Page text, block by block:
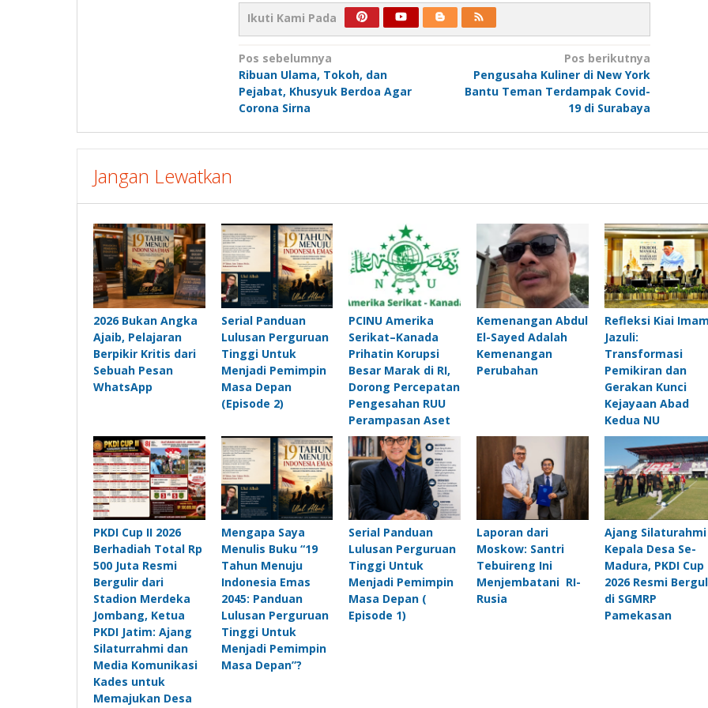
Ikuti Kami Pada
Navigasi
pos
Pos sebelumnya
Ribuan Ulama, Tokoh, dan
Pejabat, Khusyuk Berdoa Agar
Corona Sirna
Pos berikutnya
Pengusaha Kuliner di New York
Bantu Teman Terdampak Covid-
19 di Surabaya
Jangan Lewatkan
2026 Bukan Angka
Ajaib, Pelajaran
Berpikir Kritis dari
Sebuah Pesan
WhatsApp
Serial Panduan
Lulusan Perguruan
Tinggi Untuk
Menjadi Pemimpin
Masa Depan
(Episode 2)
PCINU Amerika
Serikat–Kanada
Prihatin Korupsi
Besar Marak di RI,
Dorong Percepatan
Pengesahan RUU
Perampasan Aset
Kemenangan Abdul
El-Sayed Adalah
Kemenangan
Perubahan
Refleksi Kiai
Jazuli:
Transformasi
Pemikiran dan
Gerakan Kunci
Kejayaan Abad
Kedua NU
PKDI Cup II 2026
Berhadiah Total Rp
500 Juta Resmi
Bergulir dari
Stadion Merdeka
Jombang, Ketua
PKDI Jatim: Ajang
Silaturrahmi dan
Media Komunikasi
Kades untuk
Memajukan Desa
Mengapa Saya
Menulis Buku “19
Tahun Menuju
Indonesia Emas
2045: Panduan
Lulusan Perguruan
Tinggi Untuk
Menjadi Pemimpin
Masa Depan”?
Serial Panduan
Lulusan Perguruan
Tinggi Untuk
Menjadi Pemimpin
Masa Depan (
Episode 1)
Laporan dari
Moskow: Santri
Tebuireng Ini
Menjembatani RI-
Rusia
Ajang Silaturahmi
Kepala Desa Se-
Madura, PKDI Cup
2026 Resmi
di SGMRP
Pamekasan